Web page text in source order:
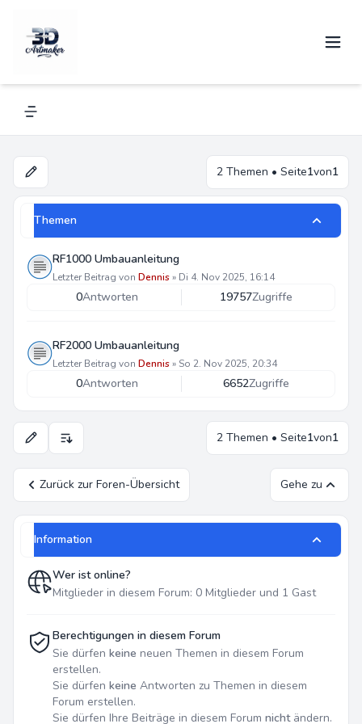
Navigation menu
2 Themen • Seite1von1
Themen
RF1000 Umbauanleitung
Letzter Beitrag von Dennis» Di 4. Nov 2025, 16:14
0Antworten 19757Zugriffe
RF2000 Umbauanleitung
Letzter Beitrag von Dennis» So 2. Nov 2025, 20:34
0Antworten 6652Zugriffe
Anzeige- und Sortierungs-Einstellungen2 Themen • Seite1von1
Zurück zur Foren-Übersicht Gehe zu
Information
Wer ist online?
Mitglieder in diesem Forum: 0 Mitglieder und 1 Gast
Berechtigungen in diesem Forum
Sie dürfen keine neuen Themen in diesem Forum
erstellen.
Sie dürfen keine Antworten zu Themen in diesem
Forum erstellen.
Sie dürfen Ihre Beiträge in diesem Forum nichtändern.